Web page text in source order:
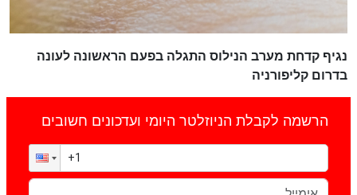
נגיף קדחת מערב הנילוס התגלה בפעם הראשונה לעונה
בדרום קליפורניה
הרשמה לקבלת הניוזלטר היומי ועדכונים חשובים